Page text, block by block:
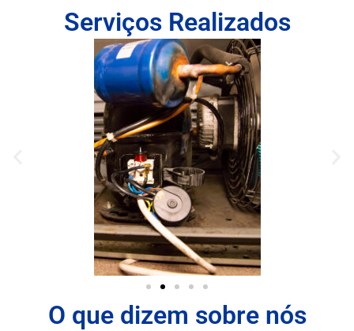
Serviços Realizados
O que dizem sobre nós